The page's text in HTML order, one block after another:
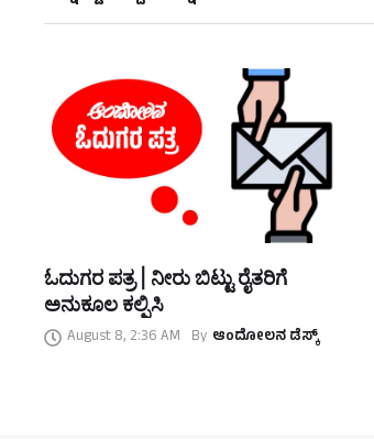
ಓದುಗರ ಪತ್ರ | ನೀರು ಬಿಟ್ಟು ರೈತರಿಗೆ
ಅನುಕೂಲ ಕಲ್ಪಿಸಿ
August 8, 2:36 AM By ಆಂದೋಲನ ಡೆಸ್ಕ್